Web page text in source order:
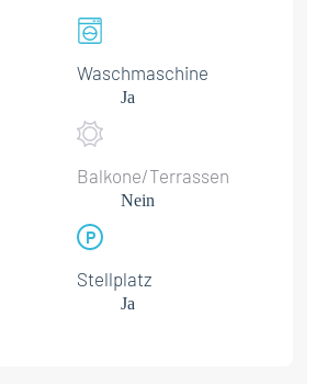
Waschmaschine
Ja
Balkone/Terrassen
Nein
Stellplatz
Ja